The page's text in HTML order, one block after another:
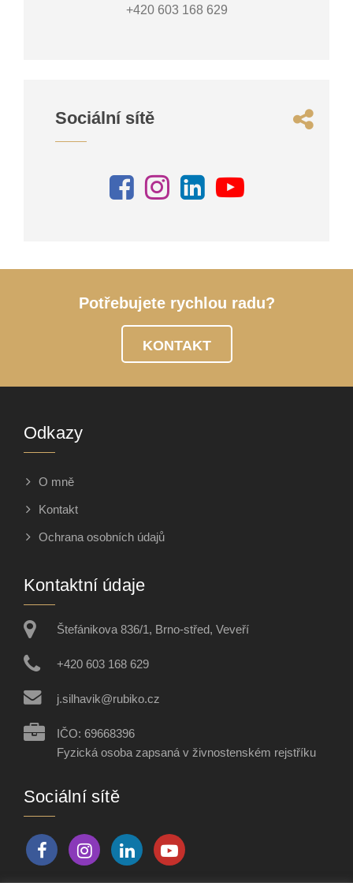
+420 603 168 629
Sociální sítě
Potřebujete rychlou radu?
KONTAKT
Odkazy
O mně
Kontakt
Ochrana osobních údajů
Kontaktní údaje
Štefánikova 836/1, Brno-střed, Veveří
+420 603 168 629
j.silhavik@rubiko.cz
IČO: 69668396
Fyzická osoba zapsaná v živnostenském rejstříku
Sociální sítě